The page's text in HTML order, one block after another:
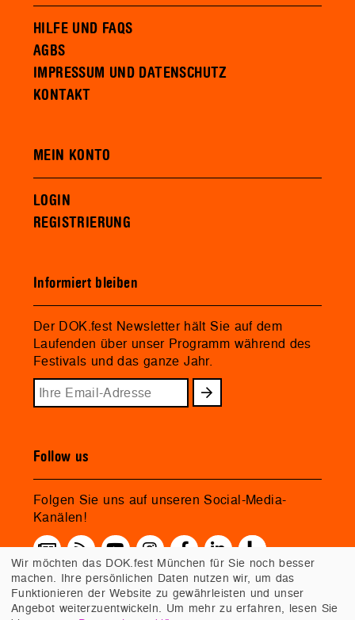
HILFE UND FAQS
AGBS
IMPRESSUM UND DATENSCHUTZ
KONTAKT
MEIN KONTO
LOGIN
REGISTRIERUNG
Informiert bleiben
Der DOK.fest Newsletter hält Sie auf dem
Laufenden über unser Programm während des
Festivals und das ganze Jahr.
Follow us
Folgen Sie uns auf unseren Social-Media-
Kanälen!
Wir möchten das DOK.fest München für Sie noch besser
machen. Ihre persönlichen Daten nutzen wir, um das
Funktionieren der Website zu gewährleisten und unser
Angebot weiterzuentwickeln. Um mehr zu erfahren, lesen Sie